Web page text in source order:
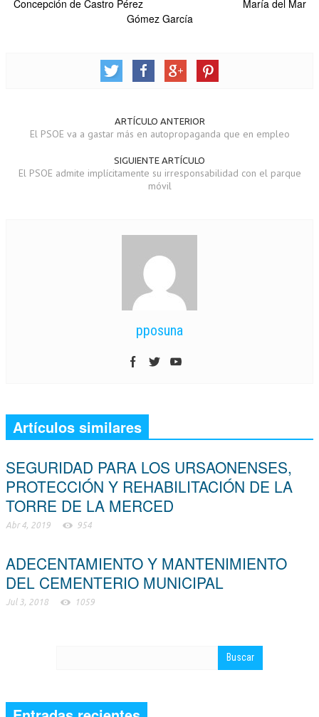
Concepción de Castro Pérez María del Mar
Gómez García
ARTÍCULO ANTERIOR
El PSOE va a gastar más en autopropaganda que en empleo
SIGUIENTE ARTÍCULO
El PSOE admite implícitamente su irresponsabilidad con el parque
móvil
pposuna
Artículos similares
SEGURIDAD PARA LOS URSAONENSES,
PROTECCIÓN Y REHABILITACIÓN DE LA
TORRE DE LA MERCED
Abr 4, 2019 954
ADECENTAMIENTO Y MANTENIMIENTO
DEL CEMENTERIO MUNICIPAL
Jul 3, 2018 1059